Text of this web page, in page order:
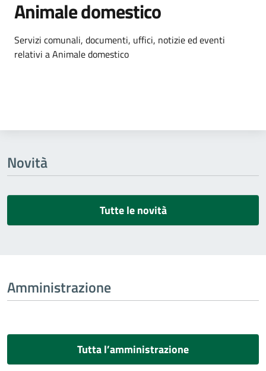
Animale domestico
Dettagli dell'argomento
Servizi comunali, documenti, uffici, notizie ed eventi
relativi a Animale domestico
Novità
Tutte le novità
Amministrazione
Tutta l’amministrazione